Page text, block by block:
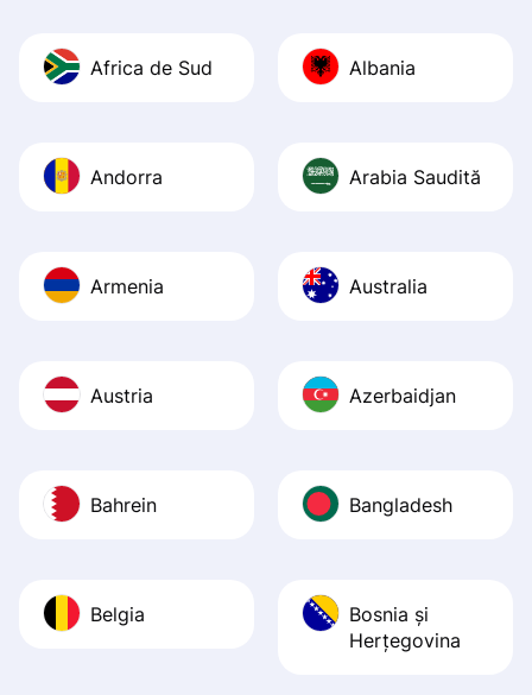
Africa de Sud Albania
Andorra Arabia Saudită
Armenia Australia
Austria Azerbaidjan
Bahrein Bangladesh
Belgia
Bosnia şi
Herţegovina